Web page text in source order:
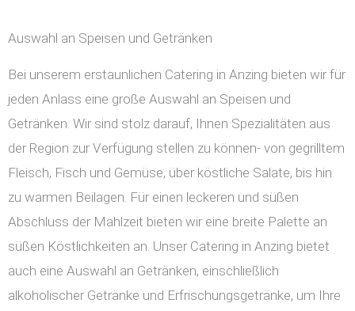
Auswahl an Speisen und Getränken
Bei unserem erstaunlichen Catering in Anzing bieten wir für
jeden Anlass eine große Auswahl an Speisen und
Getränken. Wir sind stolz darauf, Ihnen Spezialitäten aus
der Region zur Verfügung stellen zu können- von gegrilltem
Fleisch, Fisch und Gemüse, über köstliche Salate, bis hin
zu warmen Beilagen. Für einen leckeren und süßen
Abschluss der Mahlzeit bieten wir eine breite Palette an
süßen Köstlichkeiten an. Unser Catering in Anzing bietet
auch eine Auswahl an Getränken, einschließlich
alkoholischer Getränke und Erfrischungsgetränke, um Ihre